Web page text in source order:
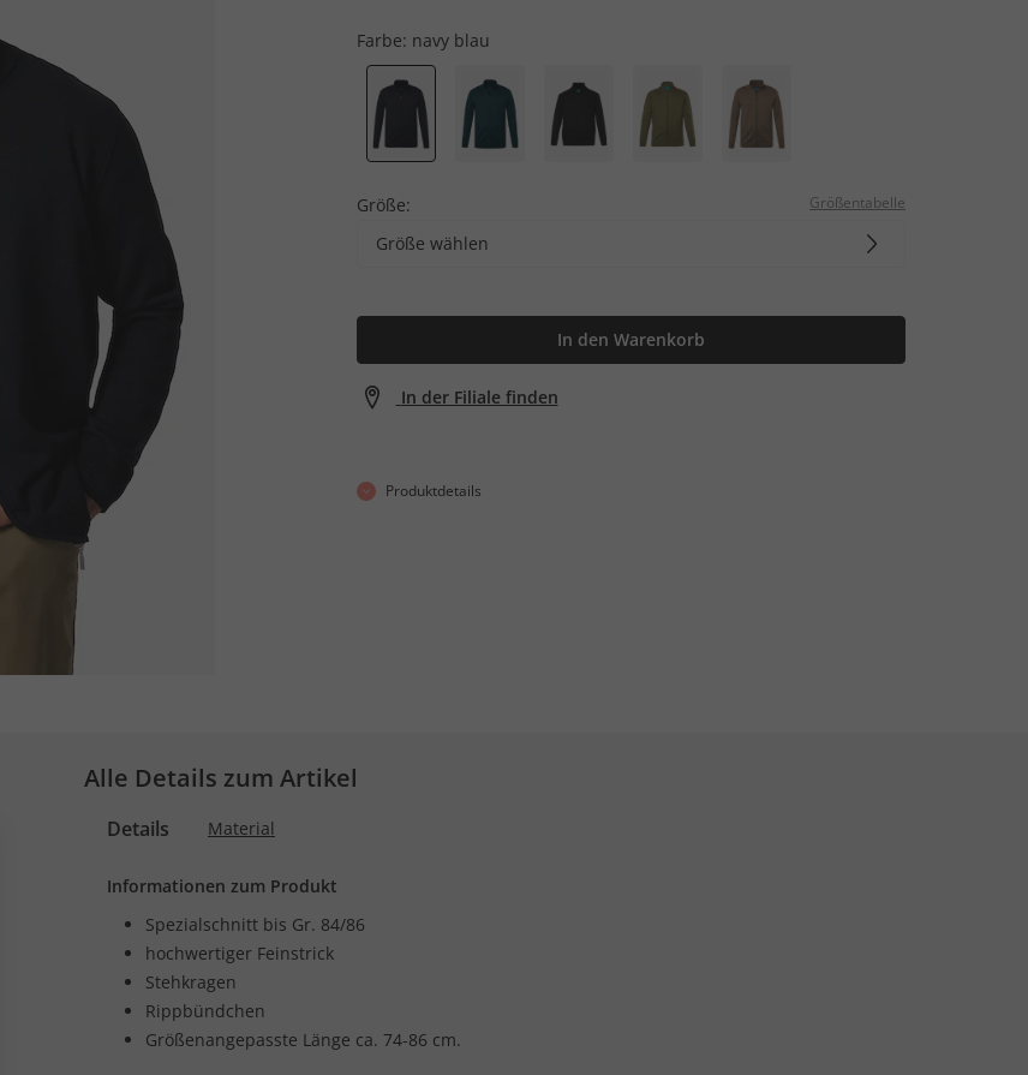
Farbe: navy blau
Größe: Größentabelle
Größe wählen
In den Warenkorb
In der Filiale finden
Produktdetails
Alle Details zum Artikel
Details Material
Informationen zum Produkt
Spezialschnitt bis Gr. 84/86
hochwertiger Feinstrick
Stehkragen
Rippbündchen
Größenangepasste Länge ca. 74-86 cm.